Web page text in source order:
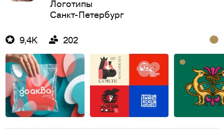
Логотипы
Санкт-Петербург
9,4K 202